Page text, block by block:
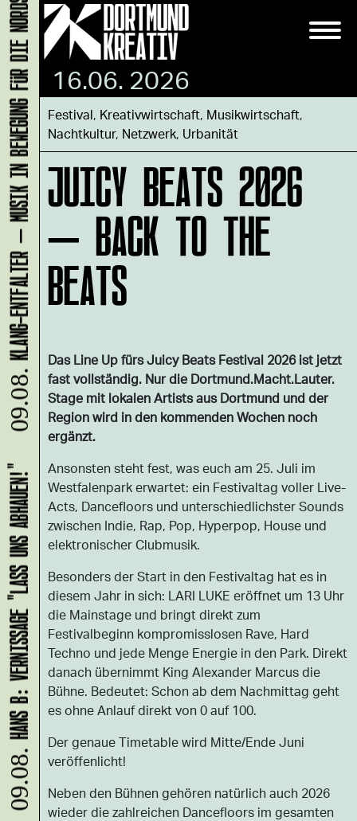
16.06. 2026
Festival, Kreativwirtschaft, Musikwirtschaft,
Nachtkultur, Netzwerk, Urbanität
JUICY BEATS 2026
– BACK TO THE
BEATS
Das Line Up fürs Juicy Beats Festival 2026 ist jetzt
fast vollständig. Nur die Dortmund.Macht.Lauter.
Stage mit lokalen Artists aus Dortmund und der
Region wird in den kommenden Wochen noch
ergänzt.
Ansonsten steht fest, was euch am 25. Juli im
Westfalenpark erwartet: ein Festivaltag voller Live-
Acts, Dancefloors und unterschiedlichster Sounds
zwischen Indie, Rap, Pop, Hyperpop, House und
elektronischer Clubmusik.
Besonders der Start in den Festivaltag hat es in
diesem Jahr in sich: LARI LUKE eröffnet um 13 Uhr
die Mainstage und bringt direkt zum
Festivalbeginn kompromisslosen Rave, Hard
Techno und jede Menge Energie in den Park. Direkt
danach übernimmt King Alexander Marcus die
Bühne. Bedeutet: Schon ab dem Nachmittag geht
es ohne Anlauf direkt von 0 auf 100.
Der genaue Timetable wird Mitte/Ende Juni
veröffenlicht!
Neben den Bühnen gehören natürlich auch 2026
wieder die zahlreichen Dancefloors im gesamten
09.08.
HANS B: VERNISSAGE "LASS UNS ABHAUEN!"
09.08.
KLANG-ENTFALTER – MUSIK IN BEWEGUNG FÜR DIE NORDSTADT